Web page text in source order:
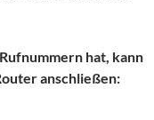
hat, kann
anschließen: